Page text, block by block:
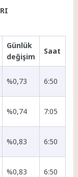
Günlük
değişim
Saat
%0,73 6:50
%0,74 7:05
%0,83 6:50
%0,83 6:50